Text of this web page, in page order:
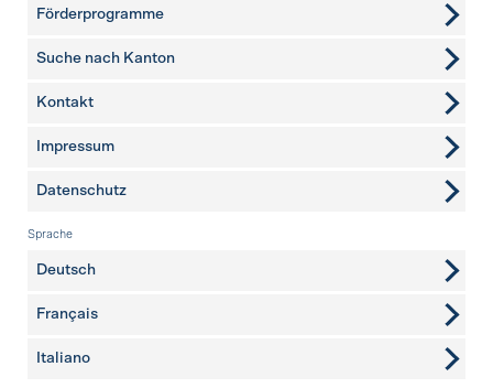
Förderprogramme
Suche nach Kanton
weitere Seiten
Kontakt
Impressum
Datenschutz
Sprache
Deutsch
Français
Italiano